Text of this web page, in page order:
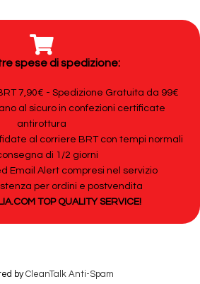
spese di spedizione:
7,90€ - Spedizione Gratuita da 99€
al sicuro in confezioni certificate
antirottura
al corriere BRT con tempi normali
di 1/2 giorni
Email Alert compresi nel servizio
per ordini e postvendita
TOP QUALITY SERVICE!
byCleanTalk Anti-Spam